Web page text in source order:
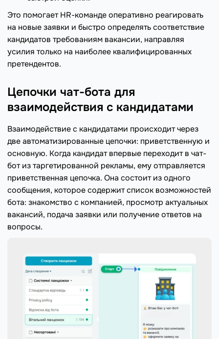
Это помогает HR-команде оперативно реагировать
на новые заявки и быстро определять соответствие
кандидатов требованиям вакансии, направляя
усилия только на наиболее квалифицированных
претендентов.
Цепочки чат-бота для
взаимодействия с кандидатами
Взаимодействие с кандидатами происходит через
две автоматизированные цепочки: приветственную и
основную. Когда кандидат впервые переходит в чат-
бот из таргетированной рекламы, ему отправляется
приветственная цепочка. Она состоит из одного
сообщения, которое содержит список возможностей
бота: знакомство с компанией, просмотр актуальных
вакансий, подача заявки или получение ответов на
вопросы.